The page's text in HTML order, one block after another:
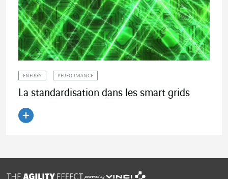
ENERGY PERFORMANCE
La standardisation dans les smart grids
powered by